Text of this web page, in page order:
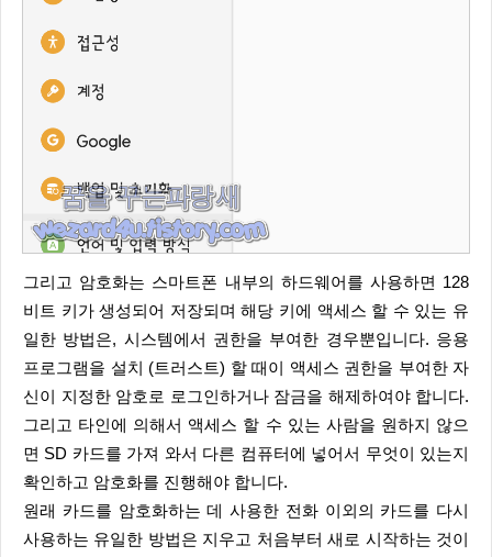
그리고 암호화는 스마트폰 내부의 하드웨어를 사용하면 128
비트 키가 생성되어 저장되며 해당 키에 액세스 할 수 있는 유
일한 방법은, 시스템에서 권한을 부여한 경우뿐입니다. 응용
프로그램을 설치 (트러스트) 할 때이 액세스 권한을 부여한 자
신이 지정한 암호로 로그인하거나 잠금을 해제하여야 합니다.
그리고 타인에 의해서 액세스 할 수 있는 사람을 원하지 않으
면 SD 카드를 가져 와서 다른 컴퓨터에 넣어서 무엇이 있는지
확인하고 암호화를 진행해야 합니다.
원래 카드를 암호화하는 데 사용한 전화 이외의 카드를 다시
사용하는 유일한 방법은 지우고 처음부터 새로 시작하는 것이